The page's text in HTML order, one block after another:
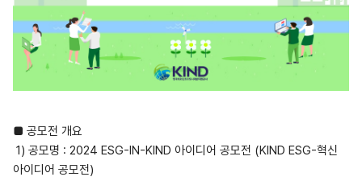
■ 공모전 개요
1) 공모명 : 2024 ESG-IN-KIND 아이디어 공모전 (KIND ESG-혁신
아이디어 공모전)